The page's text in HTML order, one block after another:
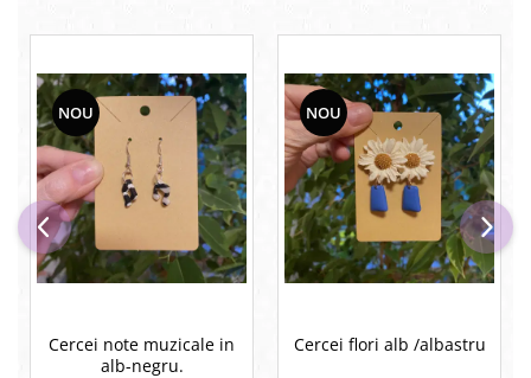
NOU
Cercei note muzicale in
alb-negru.
NOU
Cercei flori alb /albastru